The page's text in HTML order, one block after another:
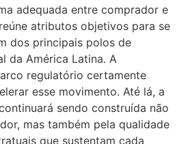
adequada entre comprador e
atributos objetivos para se
dos principais polos de
da América Latina. A
regulatório certamente
esse movimento. Até lá, a
sendo construída não
mas também pela qualidade
que sustentam cada